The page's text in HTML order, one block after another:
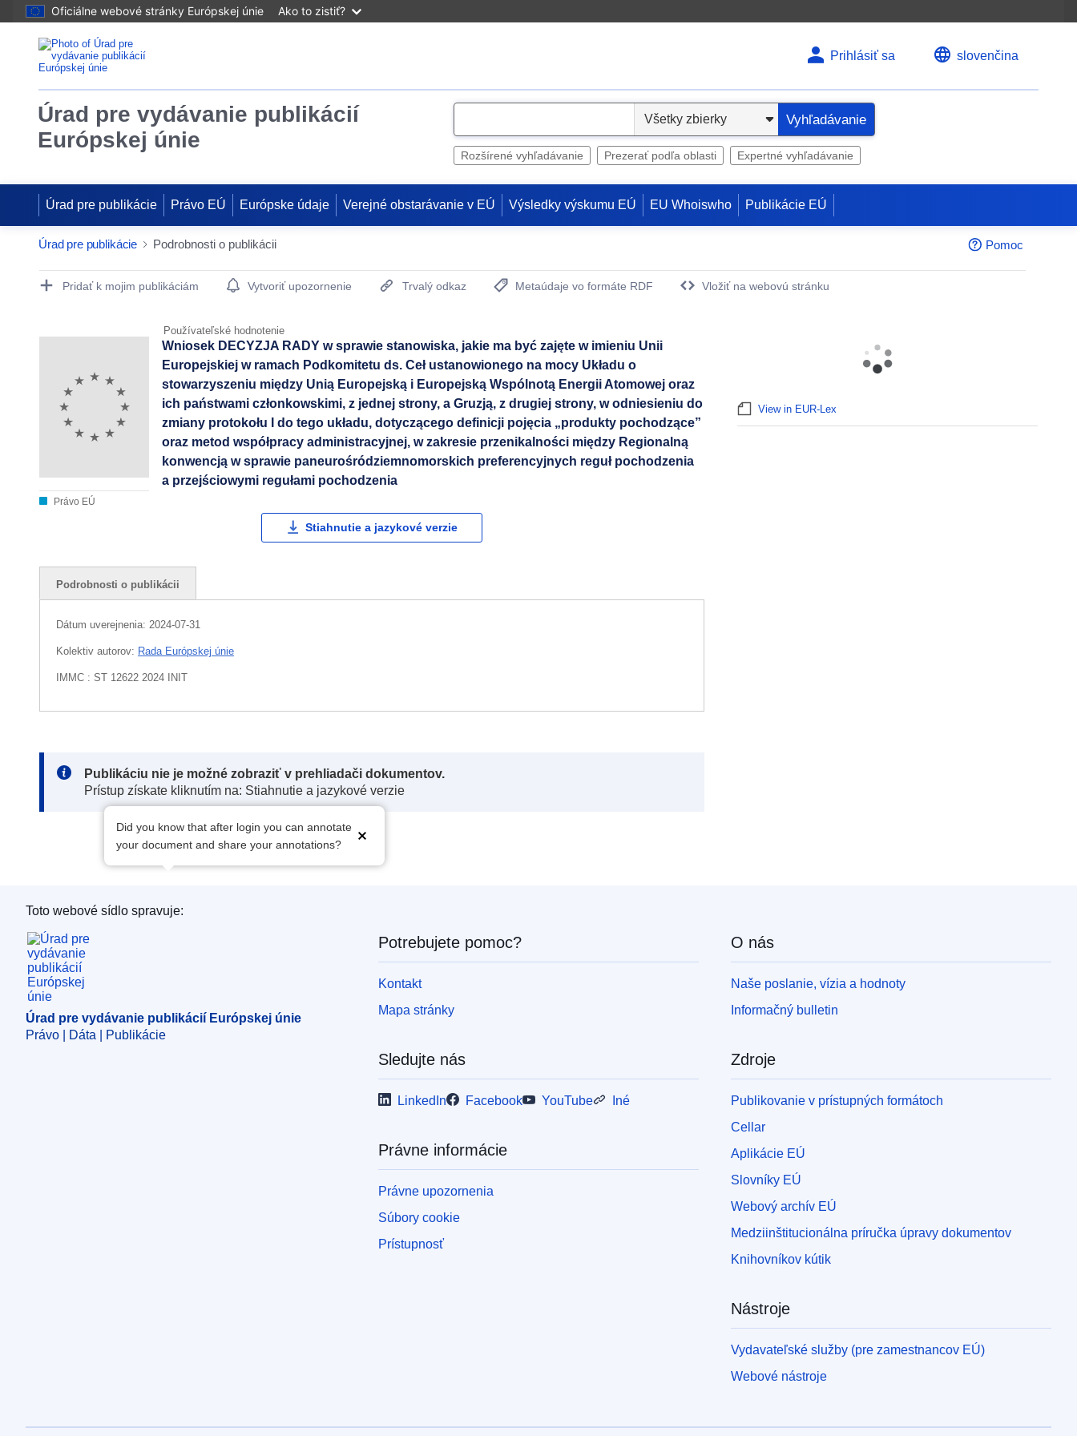
Oficiálne webové stránky Európskej únie Ako to zistiť?
Prihlásiť sa slovenčina
Úrad pre vydávanie publikácií
Európskej únie
e
Vyhľadávanie
Rozšírené vyhľadávanie Prezerať podľa oblasti Expertné vyhľadávanie
Úrad pre publikácie Právo EÚ Európske údaje Verejné obstarávanie v EÚ Výsledky výskumu EÚ EU Whoiswho Publikácie EÚ
Úrad pre publikácie Podrobnosti o publikácii Pomoc
Publication Detail Actions Portlet
Pridať k mojim publikáciám Vytvoriť upozornenie Trvalý odkaz
Metaúdaje vo formáte RDF
Vložiť na webovú stránku
Používateľské hodnotenie
Právo EÚ
Wniosek DECYZJA RADY w sprawie stanowiska, jakie ma być zajęte w imieniu Unii
Europejskiej w ramach Podkomitetu ds. Ceł ustanowionego na mocy Układu o
stowarzyszeniu między Unią Europejską i Europejską Wspólnotą Energii Atomowej oraz
ich państwami członkowskimi, z jednej strony, a Gruzją, z drugiej strony, w odniesieniu do
zmiany protokołu I do tego układu, dotyczącego definicji pojęcia „produkty pochodzące”
oraz metod współpracy administracyjnej, w zakresie przenikalności między Regionalną
konwencją w sprawie paneurośródziemnomorskich preferencyjnych reguł pochodzenia
a przejściowymi regułami pochodzenia
Stiahnutie a jazykové verzie
Podrobnosti o publikácii
Dátum uverejnenia: 2024-07-31
Kolektiv autorov: Rada Európskej únie
IMMC : ST 12622 2024 INIT
Note:
Publikáciu nie je možné zobraziť v prehliadači dokumentov.
Prístup získate kliknutím na: Stiahnutie a jazykové verzie
Did you know that after login you can annotate
your document and share your annotations?
View in EUR-Lex
Úrad pre vydávanie publikácií Európskej únie
Toto webové sídlo spravuje:
Úrad pre vydávanie publikácií Európskej únie
Právo | Dáta | Publikácie
Potrebujete pomoc?
Kontakt
Mapa stránky
Sledujte nás
LinkedIn Facebook YouTube Iné
Právne informácie
Právne upozornenia
Súbory cookie
Prístupnosť
O nás
Naše poslanie, vízia a hodnoty
Informačný bulletin
Zdroje
Publikovanie v prístupných formátoch
Cellar
Aplikácie EÚ
Slovníky EÚ
Webový archív EÚ
Medziinštitucionálna príručka úpravy dokumentov
Knihovníkov kútik
Nástroje
Vydavateľské služby (pre zamestnancov EÚ)
Webové nástroje